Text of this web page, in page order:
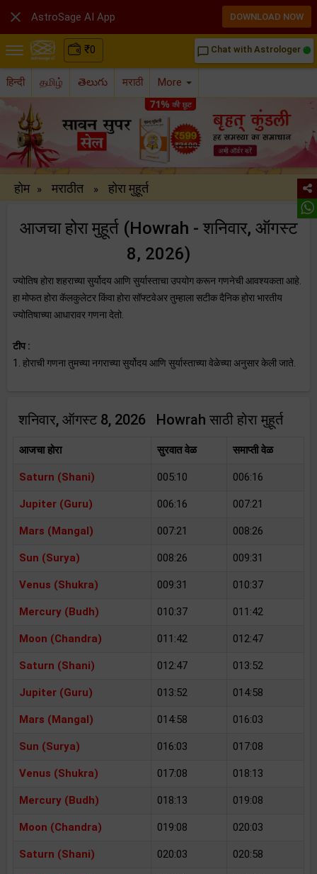
₹0 chat_bubble_outline Chat with Astrologer
हिन्दी தமிழ் తెలుగు मराठी More
होम » मराठीत » होरा मुहूर्त
आजचा होरा मुहूर्त (Howrah - शनिवार, ऑगस्ट
8, 2026)
ज्योतिष होरा शहराच्या सुर्योदय आणि सुर्यास्ताचा उपयोग करून गणनेची आवश्यकता आहे.
हा मोफत होरा कॅलकुलेटर किंवा होरा सॉफ्टवेअर तुम्हाला सटीक दैनिक होरा भारतीय
ज्योतिषाच्या आधारावर गणना देतो.
टीप :
1. होराची गणना तुमच्या नगराच्या सुर्योदय आणि सुर्यास्ताच्या वेळेच्या अनुसार केली जाते.
शनिवार, ऑगस्ट 8, 2026 Howrah साठी होरा मुहूर्त
आजचा होरा सुरवात वेळ समाप्ती वेळ
Saturn (Shani) 005:10 006:16
Jupiter (Guru) 006:16 007:21
Mars (Mangal) 007:21 008:26
Sun (Surya) 008:26 009:31
Venus (Shukra) 009:31 010:37
Mercury (Budh) 010:37 011:42
Moon (Chandra) 011:42 012:47
Saturn (Shani) 012:47 013:52
Jupiter (Guru) 013:52 014:58
Mars (Mangal) 014:58 016:03
Sun (Surya) 016:03 017:08
Venus (Shukra) 017:08 018:13
Mercury (Budh) 018:13 019:08
Moon (Chandra) 019:08 020:03
Saturn (Shani) 020:03 020:58
 AstroSage AI App DOWNLOAD NOW